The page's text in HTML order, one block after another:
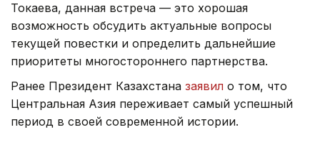
Токаева, данная встреча — это хорошая
возможность обсудить актуальные вопросы
текущей повестки и определить дальнейшие
приоритеты многостороннего партнерства.
Ранее Президент Казахстана заявил о том, что
Центральная Азия переживает самый успешный
период в своей современной истории.